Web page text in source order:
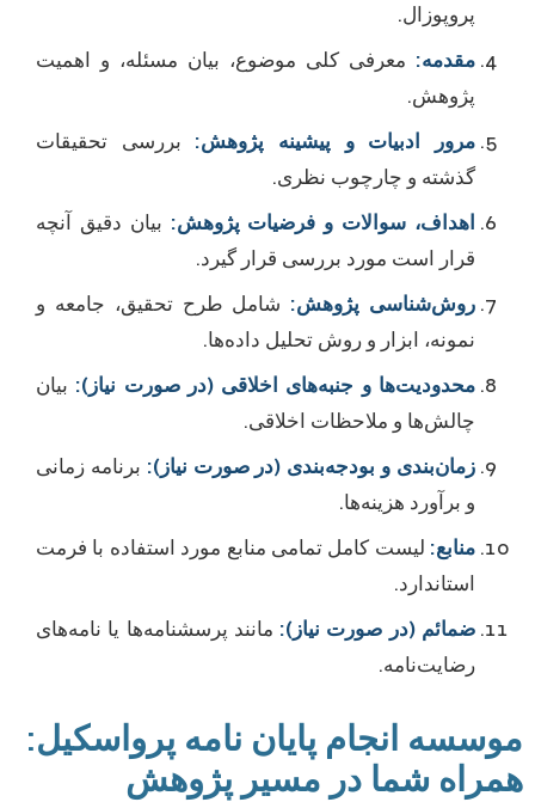
پروپوزال.
مقدمه: معرفی کلی موضوع، بیان مسئله، و اهمیت
پژوهش.
مرور ادبیات و پیشینه پژوهش: بررسی تحقیقات
گذشته و چارچوب نظری.
اهداف، سوالات و فرضیات پژوهش: بیان دقیق آنچه
قرار است مورد بررسی قرار گیرد.
روش‌شناسی پژوهش: شامل طرح تحقیق، جامعه و
نمونه، ابزار و روش تحلیل داده‌ها.
محدودیت‌ها و جنبه‌های اخلاقی (در صورت نیاز): بیان
چالش‌ها و ملاحظات اخلاقی.
زمان‌بندی و بودجه‌بندی (در صورت نیاز): برنامه زمانی
و برآورد هزینه‌ها.
منابع: لیست کامل تمامی منابع مورد استفاده با فرمت
استاندارد.
ضمائم (در صورت نیاز): مانند پرسشنامه‌ها یا نامه‌های
رضایت‌نامه.
موسسه انجام پایان نامه پرواسکیل:
همراه شما در مسیر پژوهش